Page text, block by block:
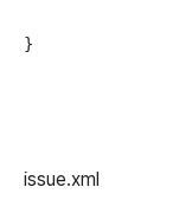
issue.xml